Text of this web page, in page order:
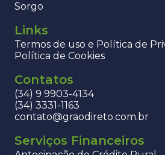
Sorgo
Links
Termos de uso e Política de
Política de Cookies
Contatos
(34) 9 9903-4134
(34) 3331-1163
contato@graodireto.com.br
Serviços Financeiros